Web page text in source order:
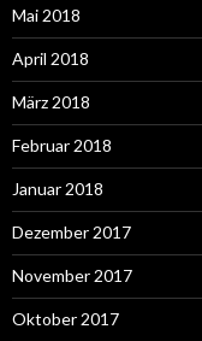
Mai 2018
April 2018
März 2018
Februar 2018
Januar 2018
Dezember 2017
November 2017
Oktober 2017